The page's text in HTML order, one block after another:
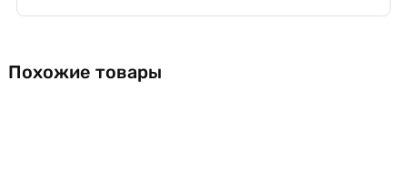
Похожие товары